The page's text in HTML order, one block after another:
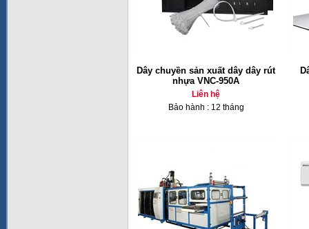
Dây chuyền sản xuất dây dây rút
nhựa VNC-950A
Liên hệ
Bảo hành : 12 tháng